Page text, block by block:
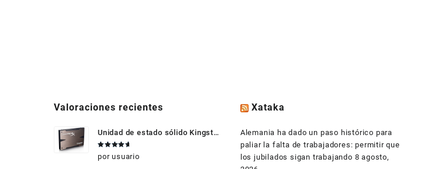
Valoraciones recientes
Unidad de estado sólido Kingston
HyperX 3K 240GB
en5 de 5
por usuario
Xataka
Alemania ha dado un paso histórico para
paliar la falta de trabajadores: permitir que
los jubilados sigan trabajando 8 agosto,